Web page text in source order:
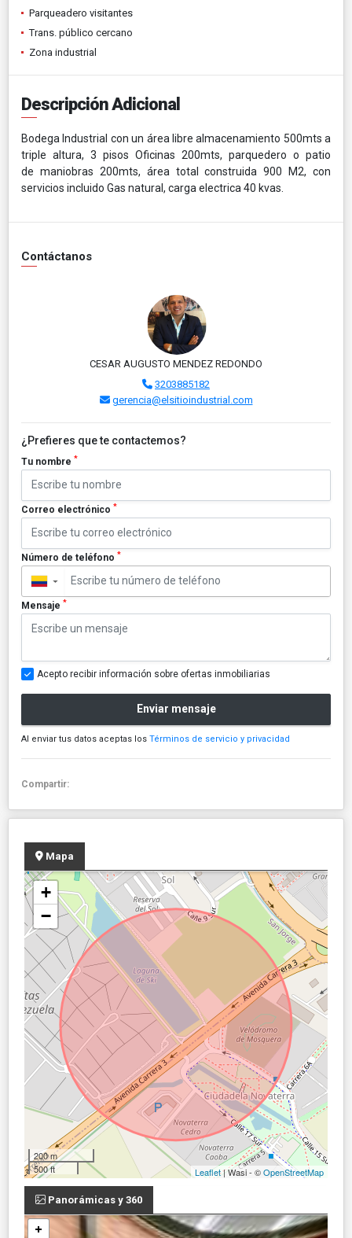
Parqueadero visitantes
Trans. público cercano
Zona industrial
Descripción Adicional
Bodega Industrial con un área libre almacenamiento 500mts a
triple altura, 3 pisos Oficinas 200mts, parquedero o patio
de maniobras 200mts, área total construida 900 M2, con
servicios incluido Gas natural, carga electrica 40 kvas.
Contáctanos
CESAR AUGUSTO MENDEZ REDONDO
3203885182
gerencia@elsitioindustrial.com
¿Prefieres que te contactemos?
Tu nombre *
Correo electrónico *
Número de teléfono *
▼
Mensaje *
Acepto recibir información sobre ofertas inmobiliarias
Enviar mensaje
Al enviar tus datos aceptas los Términos de servicio y privacidad
Compartir:
Mapa
+
−
200 m
500 ft
Leaflet| Wasi - ©OpenStreetMap
Panorámicas y 360